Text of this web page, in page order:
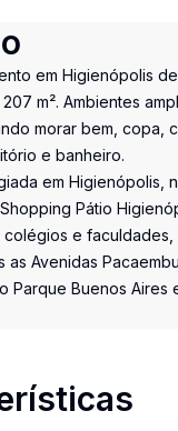
em Higienópolis
m². Ambientes
morar bem, copa,
e banheiro.
em Higienópolis,
Pátio
colégios e
as Avenidas
Parque Buenos Aires